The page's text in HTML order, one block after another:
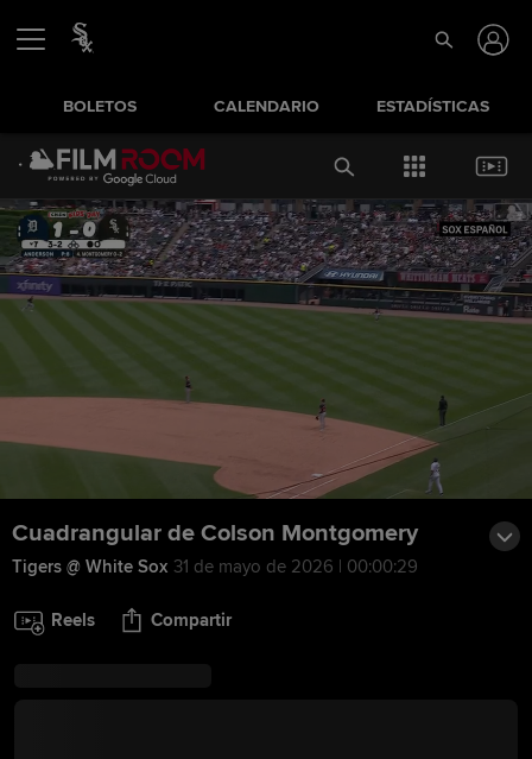
BOLETOS CALENDARIO ESTADÍSTICAS
Cuadrangular de Colson Montgomery
Tigers @ White Sox 31 de mayo de 2026 | 00:00:29
Reels Compartir